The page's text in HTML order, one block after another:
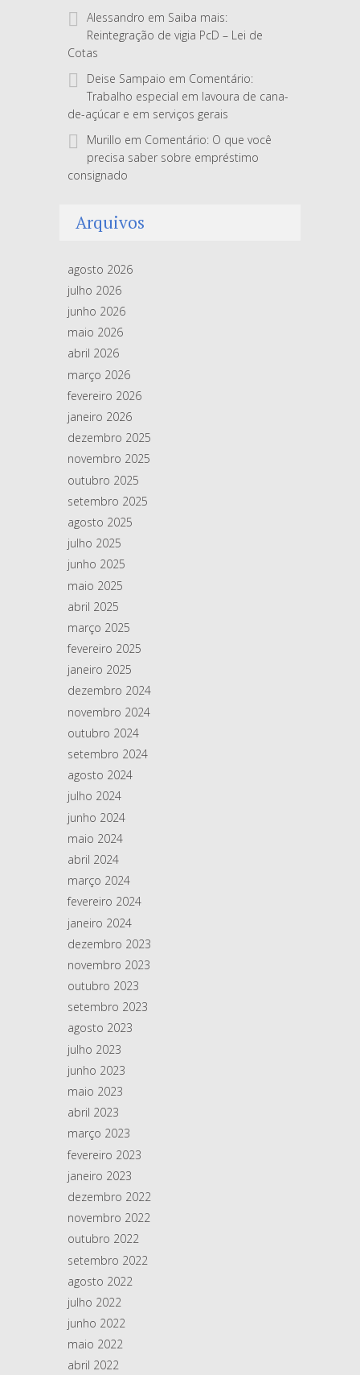
Alessandro em Saiba mais:
Reintegração de vigia PcD – Lei de
Cotas
Deise Sampaio em Comentário:
Trabalho especial em lavoura de cana-
de-açúcar e em serviços gerais
Murillo em Comentário: O que você
precisa saber sobre empréstimo
consignado
Arquivos
agosto 2026
julho 2026
junho 2026
maio 2026
abril 2026
março 2026
fevereiro 2026
janeiro 2026
dezembro 2025
novembro 2025
outubro 2025
setembro 2025
agosto 2025
julho 2025
junho 2025
maio 2025
abril 2025
março 2025
fevereiro 2025
janeiro 2025
dezembro 2024
novembro 2024
outubro 2024
setembro 2024
agosto 2024
julho 2024
junho 2024
maio 2024
abril 2024
março 2024
fevereiro 2024
janeiro 2024
dezembro 2023
novembro 2023
outubro 2023
setembro 2023
agosto 2023
julho 2023
junho 2023
maio 2023
abril 2023
março 2023
fevereiro 2023
janeiro 2023
dezembro 2022
novembro 2022
outubro 2022
setembro 2022
agosto 2022
julho 2022
junho 2022
maio 2022
abril 2022